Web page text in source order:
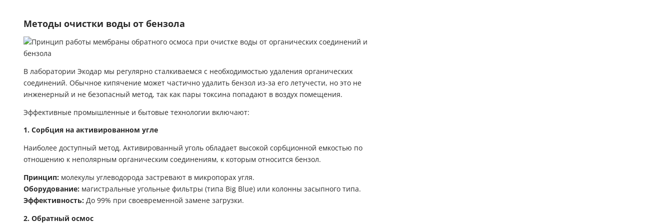
Методы очистки воды от бензола
В лаборатории Экодар мы регулярно сталкиваемся с необходимостью удаления органических
соединений. Обычное кипячение может частично удалить бензол из-за его летучести, но это не
инженерный и не безопасный метод, так как пары токсина попадают в воздух помещения.
Эффективные промышленные и бытовые технологии включают:
1. Сорбция на активированном угле
Наиболее доступный метод. Активированный уголь обладает высокой сорбционной емкостью по
отношению к неполярным органическим соединениям, к которым относится бензол.
Принцип: молекулы углеводорода застревают в микропорах угля.
Оборудование: магистральные угольные фильтры (типа Big Blue) или колонны засыпного типа.
Эффективность: До 99% при своевременной замене загрузки.
2. Обратный осмос